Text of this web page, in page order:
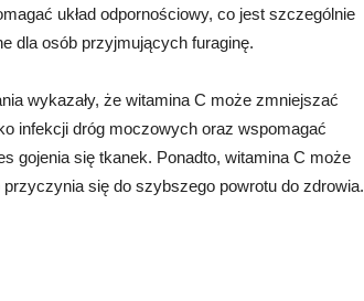
układ odpornościowy, co jest szczególnie
dla osób przyjmujących furaginę.
wykazały, że witamina C może zmniejszać
infekcji dróg moczowych oraz wspomagać
gojenia się tkanek. Ponadto, witamina C może
się do szybszego powrotu do zdrowia.